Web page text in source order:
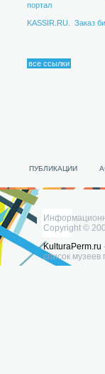
портал
KASSIR.RU. Заказ
все ссылки
ПУБЛИКАЦИИ
Copyright ©
KulturaPerm.ru
список музеев